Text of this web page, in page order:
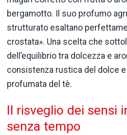
bergamotto. Il suo profumo
strutturato esaltano
crostata». Una scelta che
dell’equilibrio tra dolcezza e
consistenza rustica del dolce
profumata del tè.
Il risveglio dei sensi
senza tempo